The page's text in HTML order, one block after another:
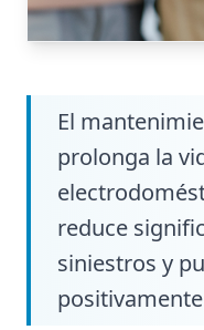
El
prolonga la
reduce
siniestros y